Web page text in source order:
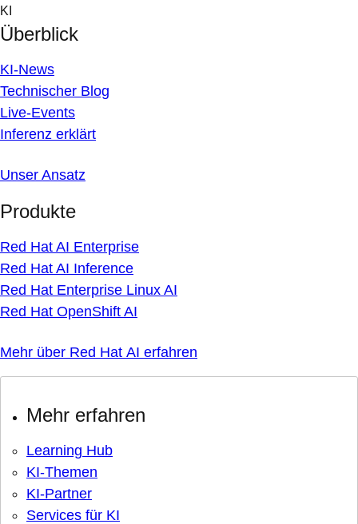
Skip
to
content
KI
Überblick
KI-News
Technischer Blog
Live-Events
Inferenz erklärt
Unser Ansatz
Produkte
Red Hat AI Enterprise
Red Hat AI Inference
Red Hat Enterprise Linux AI
Red Hat OpenShift AI
Mehr über Red Hat AI erfahren
Mehr erfahren
Learning Hub
KI-Themen
KI-Partner
Services für KI